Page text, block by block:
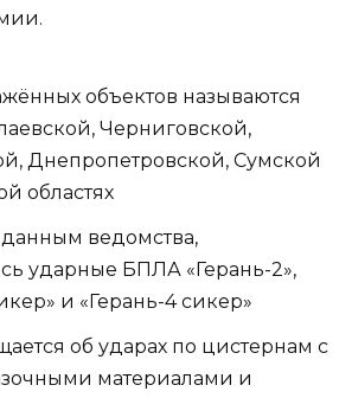
объектов называются
Черниговской,
Днепропетровской, Сумской
областях
данным ведомства,
ударные БПЛА «Герань-2»,
и «Герань-4 сикер»
об ударах по цистернам с
материалами и